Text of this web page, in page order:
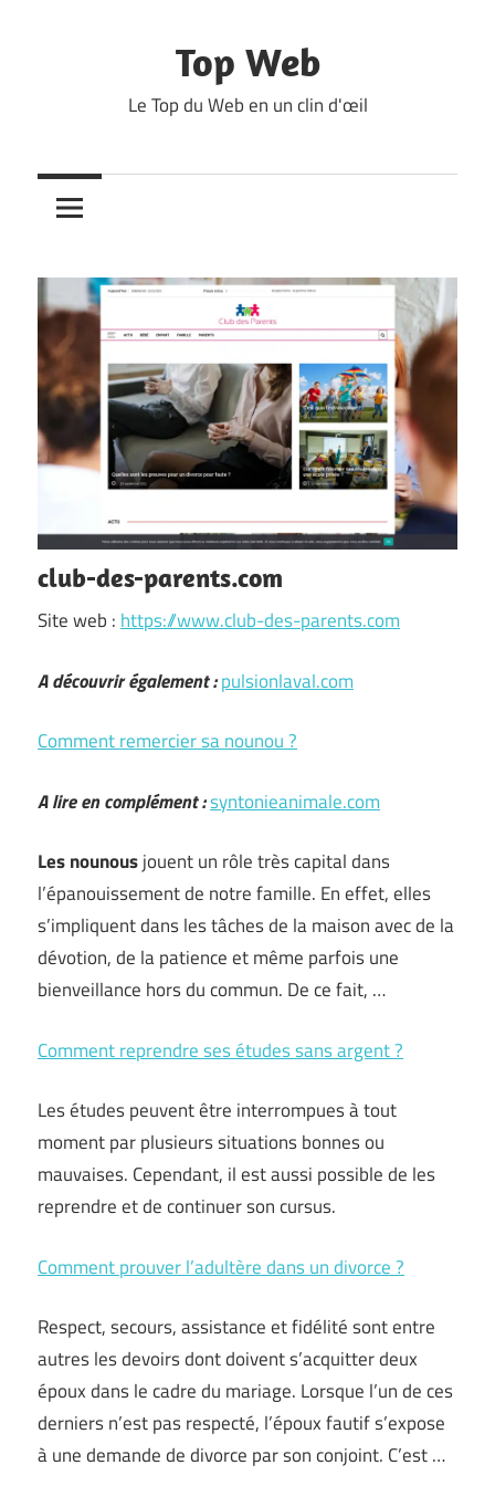
Top Web
Le Top du Web en un clin d'œil
club-des-parents.com
Site web : https://www.club-des-parents.com
A découvrir également :pulsionlaval.com
Comment remercier sa nounou ?
A lire en complément :syntonieanimale.com
Les nounousjouent un rôle très capital dans
l’épanouissement de notre famille. En effet, elles
s’impliquent dans les tâches de la maison avec de la
dévotion, de la patience et même parfois une
bienveillance hors du commun. De ce fait, …
Comment reprendre ses études sans argent ?
Les études peuvent être interrompues à tout
moment par plusieurs situations bonnes ou
mauvaises. Cependant, il est aussi possible de les
reprendre et de continuer son cursus.
Comment prouver l’adultère dans un divorce ?
Respect, secours, assistance et fidélité sont entre
autres les devoirs dont doivent s’acquitter deux
époux dans le cadre du mariage. Lorsque l’un de ces
derniers n’est pas respecté, l’époux fautif s’expose
à une demande de divorce par son conjoint. C’est …